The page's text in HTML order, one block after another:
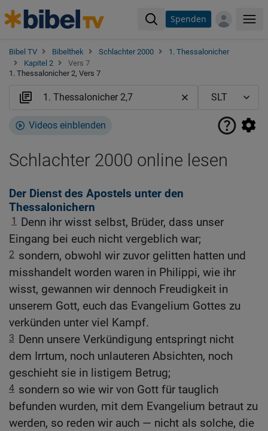
Spenden
Bibel TV Bibelthek Schlachter 2000
1. Thessalonicher
Kapitel 2
Vers 7
1. Thessalonicher 2, Vers 7
Videos einblenden
Schlachter 2000 online lesen
Der Dienst des Apostels unter den
Thessalonichern
1
Denn ihr wisst selbst, Brüder, dass unser
Eingang bei euch nicht vergeblich war;
2 sondern, obwohl wir zuvor gelitten hatten und
misshandelt worden waren in Philippi, wie ihr
wisst, gewannen wir dennoch Freudigkeit in
unserem Gott, euch das Evangelium Gottes zu
verkünden unter viel Kampf.
3 Denn unsere Verkündigung entspringt nicht
dem Irrtum, noch unlauteren Absichten, noch
geschieht sie in listigem Betrug;
4 sondern so wie wir von Gott für tauglich
befunden wurden, mit dem Evangelium betraut zu
werden, so reden wir auch — nicht als solche, die